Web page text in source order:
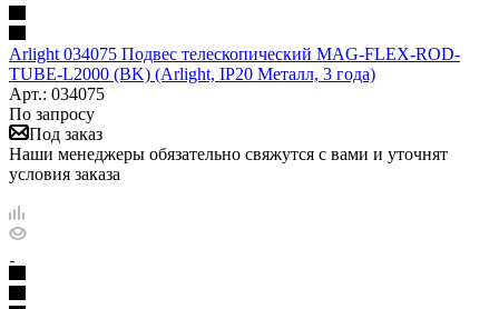
Arlight 034075 Подвес телескопический MAG-FLEX-ROD-
TUBE-L2000 (BK) (Arlight, IP20 Металл, 3 года)
Арт.: 034075
По запросу
Под заказ
Наши менеджеры обязательно свяжутся с вами и уточнят
условия заказа